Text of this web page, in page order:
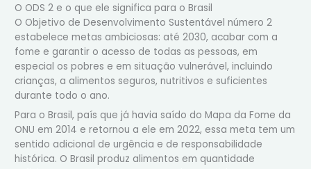
O ODS 2 e o que ele significa para o Brasil
O Objetivo de Desenvolvimento Sustentável número 2
estabelece metas ambiciosas: até 2030, acabar com a
fome e garantir o acesso de todas as pessoas, em
especial os pobres e em situação vulnerável, incluindo
crianças, a alimentos seguros, nutritivos e suficientes
durante todo o ano.
Para o Brasil, país que já havia saído do Mapa da Fome da
ONU em 2014 e retornou a ele em 2022, essa meta tem um
sentido adicional de urgência e de responsabilidade
histórica. O Brasil produz alimentos em quantidade